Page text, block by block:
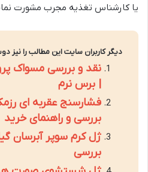
یا کارشناس تغذیه مجرب مشورت
دیگر کاربران سایت این مطالب را نیز
نقد و بررسی مسواک
| برس نرم
بررسی و راهنمای خرید
ژل کرم سوپر آبرسان
بررسی